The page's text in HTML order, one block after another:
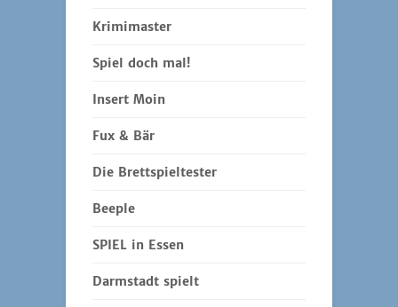
Krimimaster
Spiel doch mal!
Insert Moin
Fux & Bär
Die Brettspieltester
Beeple
SPIEL in Essen
Darmstadt spielt